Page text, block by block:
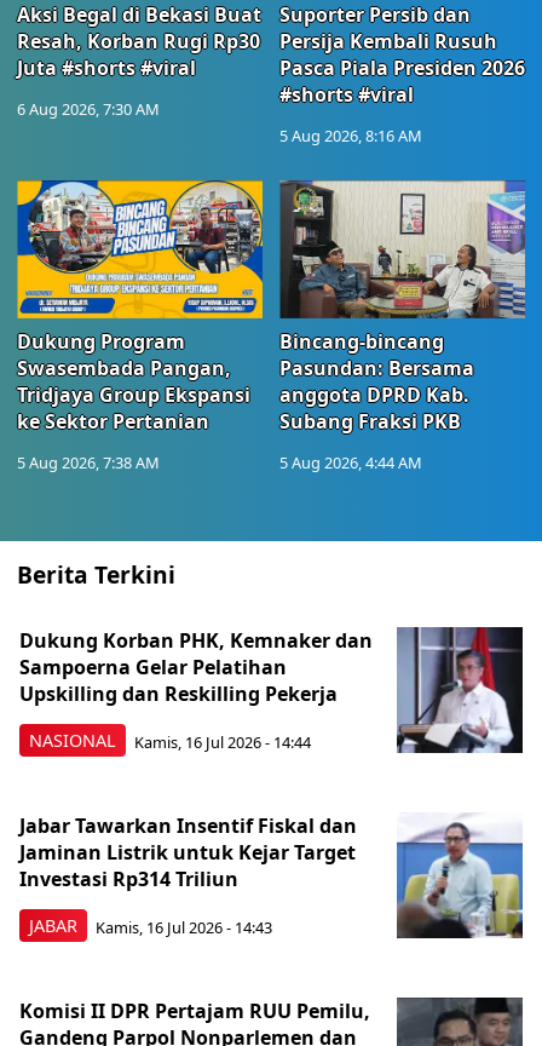
Aksi Begal di Bekasi Buat
Resah, Korban Rugi Rp30
Juta #shorts #viral
6 Aug 2026, 7:30 AM
Suporter Persib dan
Persija Kembali Rusuh
Pasca Piala Presiden 2026
#shorts #viral
5 Aug 2026, 8:16 AM
Dukung Program
Swasembada Pangan,
Tridjaya Group Ekspansi
ke Sektor Pertanian
5 Aug 2026, 7:38 AM
Bincang-bincang
Pasundan: Bersama
anggota DPRD Kab.
Subang Fraksi PKB
5 Aug 2026, 4:44 AM
Berita Terkini
NASIONAL
Dukung Korban PHK, Kemnaker dan
Sampoerna Gelar Pelatihan
Upskilling dan Reskilling Pekerja
Kamis, 16 Jul 2026 - 14:44
JABAR
Jabar Tawarkan Insentif Fiskal dan
Jaminan Listrik untuk Kejar Target
Investasi Rp314 Triliun
Kamis, 16 Jul 2026 - 14:43
Komisi II DPR Pertajam RUU Pemilu,
Gandeng Parpol Nonparlemen dan